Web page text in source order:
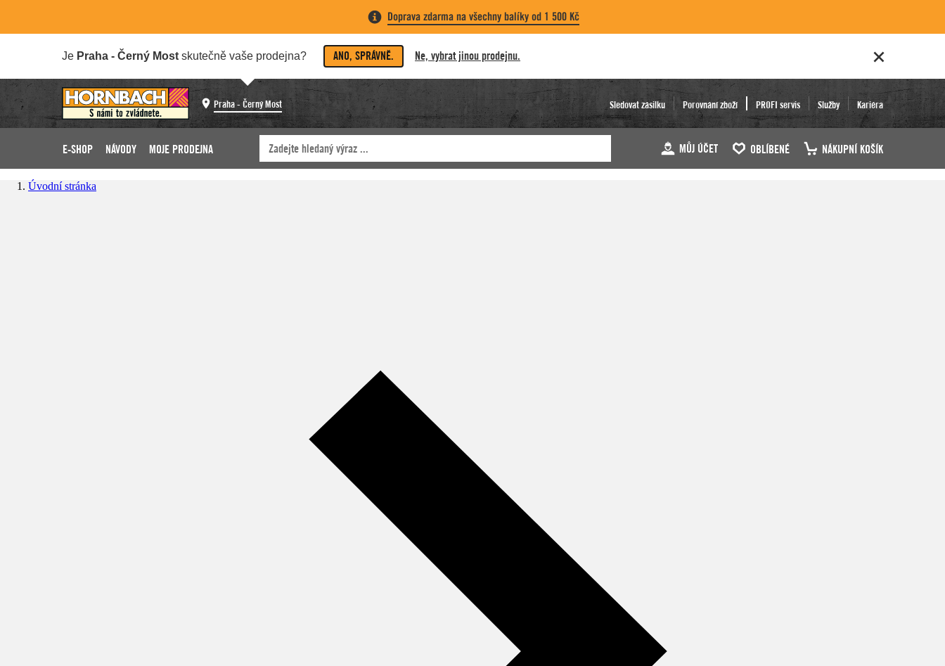
Doprava zdarma na všechny balíky od 1 500 Kč
Je Praha - Černý Most skutečně vaše prodejna? ANO, SPRÁVNĚ. Ne, vybrat jinou prodejnu.
Praha - Černý Most Sledovat zásilku Porovnání zboží PROFI servis Služby Kariéra
E-SHOP NÁVODY MOJE PRODEJNA MŮJ ÚČET OBLÍBENÉ NÁKUPNÍ KOŠÍK
Úvodní stránka